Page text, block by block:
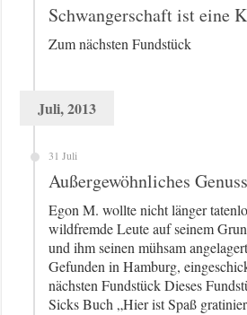
Schwangerschaft ist eine
Zum nächsten Fundstück
Juli, 2013
31 Juli
Außergewöhnliches
Egon M. wollte nicht länger
wildfremde Leute auf seinem
und ihm seinen mühsam
Gefunden in Hamburg,
nächsten Fundstück Dieses
Sicks Buch „Hier ist Spaß